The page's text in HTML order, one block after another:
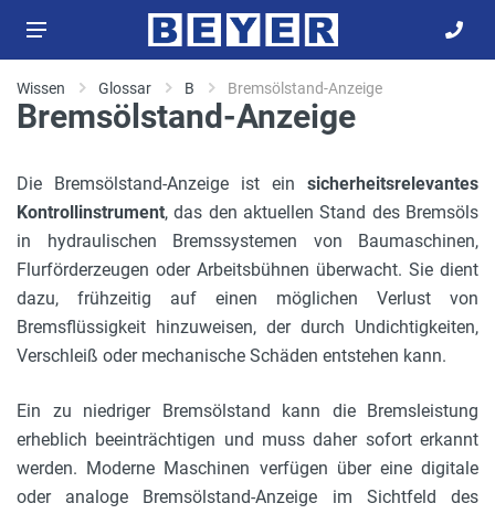
Wissen Glossar B Bremsölstand-Anzeige
Bremsölstand-Anzeige
Die Bremsölstand-Anzeige ist ein sicherheitsrelevantes
Kontrollinstrument, das den aktuellen Stand des Bremsöls
in hydraulischen Bremssystemen von Baumaschinen,
Flurförderzeugen oder Arbeitsbühnen überwacht. Sie dient
dazu, frühzeitig auf einen möglichen Verlust von
Bremsflüssigkeit hinzuweisen, der durch Undichtigkeiten,
Verschleiß oder mechanische Schäden entstehen kann.
Ein zu niedriger Bremsölstand kann die Bremsleistung
erheblich beeinträchtigen und muss daher sofort erkannt
werden. Moderne Maschinen verfügen über eine digitale
oder analoge Bremsölstand-Anzeige im Sichtfeld des